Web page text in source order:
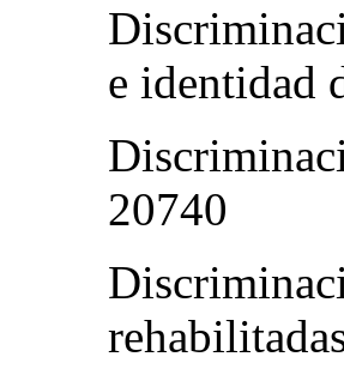
e identidad
20740